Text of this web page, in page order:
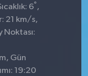
6° ,
21 km/s,
Noktası:
Gün
19:20